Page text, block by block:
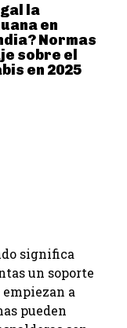
significa
un soporte
a
pueden
la
en
Normas
sobre el
en 2025